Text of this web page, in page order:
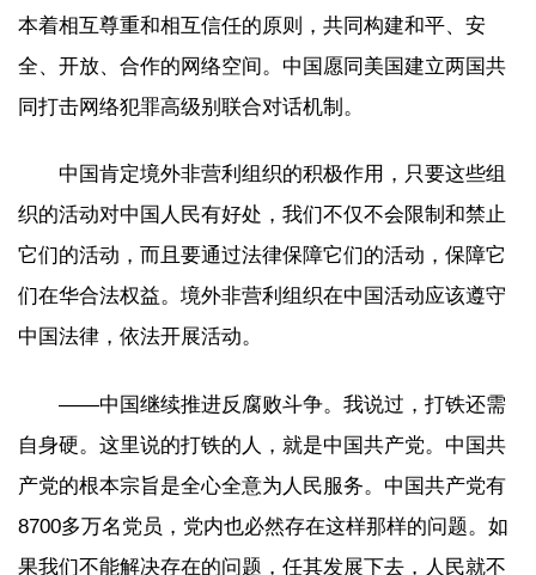
本着相互尊重和相互信任的原则，共同构建和平、安
全、开放、合作的网络空间。中国愿同美国建立两国共
同打击网络犯罪高级别联合对话机制。
中国肯定境外非营利组织的积极作用，只要这些组
织的活动对中国人民有好处，我们不仅不会限制和禁止
它们的活动，而且要通过法律保障它们的活动，保障它
们在华合法权益。境外非营利组织在中国活动应该遵守
中国法律，依法开展活动。
——中国继续推进反腐败斗争。我说过，打铁还需
自身硬。这里说的打铁的人，就是中国共产党。中国共
产党的根本宗旨是全心全意为人民服务。中国共产党有
8700多万名党员，党内也必然存在这样那样的问题。如
果我们不能解决存在的问题，任其发展下去，人民就不